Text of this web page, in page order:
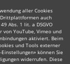
aller Cookies
auch
Abs. 1 lit. a DSGVO
YouTube, Vimeo und
aktiviert. Beim
und Tools externer
können Sie
widerrufen. Diese